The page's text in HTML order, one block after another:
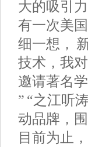
大的吸引
有一次美
细一想，
技术，我
邀请著名
” “之江听
动品牌，
目前为止